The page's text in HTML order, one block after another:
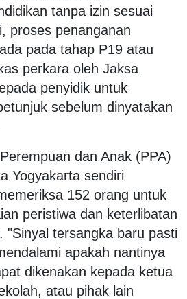
tanpa izin sesuai
proses penanganan
pada tahap P19 atau
perkara oleh Jaksa
penyidik untuk
sebelum dinyatakan
dan Anak (PPA)
Yogyakarta sendiri
152 orang untuk
peristiwa dan keterlibatan
"Sinyal tersangka baru pasti
apakah nantinya
dikenakan kepada ketua
atau pihak lain